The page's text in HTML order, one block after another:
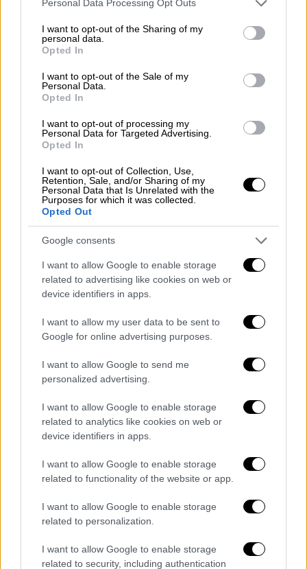
not limited to your visit or usage behaviour. You may click to
grant or deny consent to Google and its third-party tags to
use your data for below specified purposes in below Google
consent section.
Personal Data Processing Opt Outs
I want to opt-out of the Sharing of my
personal data.
Opted In
I want to opt-out of the Sale of my
Personal Data.
Opted In
I want to opt-out of processing my
Personal Data for Targeted Advertising.
Opted In
I want to opt-out of Collection, Use,
Retention, Sale, and/or Sharing of my
Personal Data that Is Unrelated with the
Purposes for which it was collected.
Opted Out
Google consents
I want to allow Google to enable storage
related to advertising like cookies on web or
device identifiers in apps.
I want to allow my user data to be sent to
Google for online advertising purposes.
I want to allow Google to send me
personalized advertising.
I want to allow Google to enable storage
related to analytics like cookies on web or
device identifiers in apps.
I want to allow Google to enable storage
related to functionality of the website or app.
I want to allow Google to enable storage
related to personalization.
I want to allow Google to enable storage
related to security, including authentication
αεροδρόμια
Εκείνο που προκαλεί ακόμη περισσότερο
κλίμα ανησυχίας, είναι το γεγονός ότι
συμβαίνει κάτι τόσο σοβαρόστο
αμερικανικό αεροδρόμιο.
Συγκεκριμένα, η απώλεια εικόνας από το
σύστημα ραντάρ διήρκησε για 90 κρίσιμα
δευτερόλεπτα
αλλά σημαντικό χρονικό διάστημα,
ελεγκτές δεν γνώριζαν
αεροσκάφος που προσέγγιζε στο
αεροδρόμιο ή πετούσε κοντά σε αυτό.
αμερικανική Ομοσπονδιακή Υπηρεσία
Πολιτικής Αεροπορίας (FAA)ανέφερε
ειδικότερα ότι το ραντάρ στη Φιλαδέλφεια
βγήκε εκτός λειτουργίας για 90
(τοπική ώρα, 10:55 στην Ελλάδα).
Το ίδιο είχε συμβεί και στις 28
Απριλίου
εκατοντάδες πτήσεις στο Νιούαρκ
γιατί η
FAA είχε περιορίσει την εναέρια κυκλοφορία
ώστε να είναι ασφαλείς οι πτήσεις. Αρκετή
ελεγκτές πήραν άδειαμετά το περιστατικό